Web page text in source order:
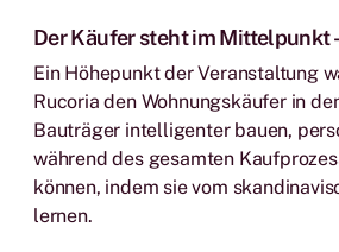
Der Käufer steht im Mittelpunkt
Ein Höhepunkt der Veranstaltung
Rucoria den Wohnungskäufer in
Bauträger intelligenter bauen,
während des gesamten
können, indem sie vom
lernen.